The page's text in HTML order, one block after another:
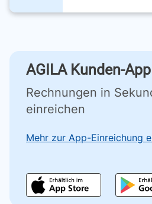
AGILA Kunden-App
Rechnungen in
einreichen
Mehr zur App-Einreichung